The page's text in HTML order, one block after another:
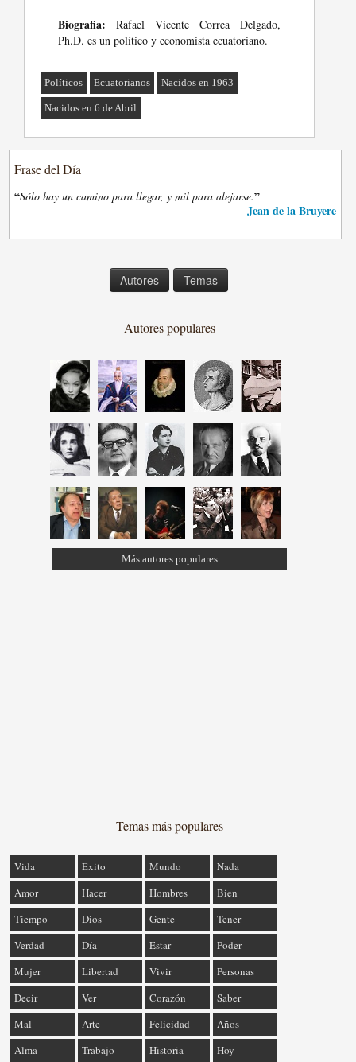
Biografia: Rafael Vicente Correa Delgado,
Ph.D. es un político y economista ecuatoriano.
Políticos Ecuatorianos Nacidos en 1963
Nacidos en 6 de Abril
Frase del Día
“Sólo hay un camino para llegar, y mil para alejarse.”
— Jean de la Bruyere
Autores Temas
Autores populares
Más autores populares
Temas más populares
Vida Éxito Mundo
Nada
Amor
Hacer Hombres
Bien
Tiempo
Dios Gente
Tener
Verdad
Día Estar
Poder
Mujer
Libertad Vivir
Personas
Decir
Ver Corazón
Saber
Mal
Arte Felicidad
Años
Alma
Trabajo Historia Hoy